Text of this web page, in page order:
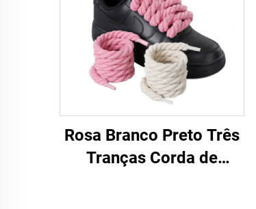
Rosa Branco Preto Três
Tranças Corda de